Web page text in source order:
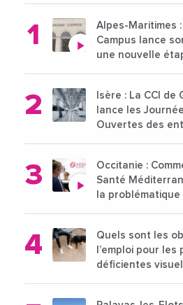
Alpes-Maritimes
Campus lance
une nouvelle
Isère : La CCI de
lance les
Ouvertes des
Occitanie :
Santé
la
Quels sont les
l’emploi pour les
déficientes